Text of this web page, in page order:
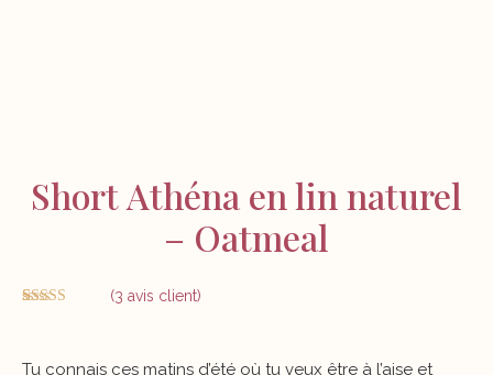
Short Athéna en lin naturel
– Oatmeal
client
(3 avis client)
Tu connais ces matins d’été où tu veux être à l’aise et